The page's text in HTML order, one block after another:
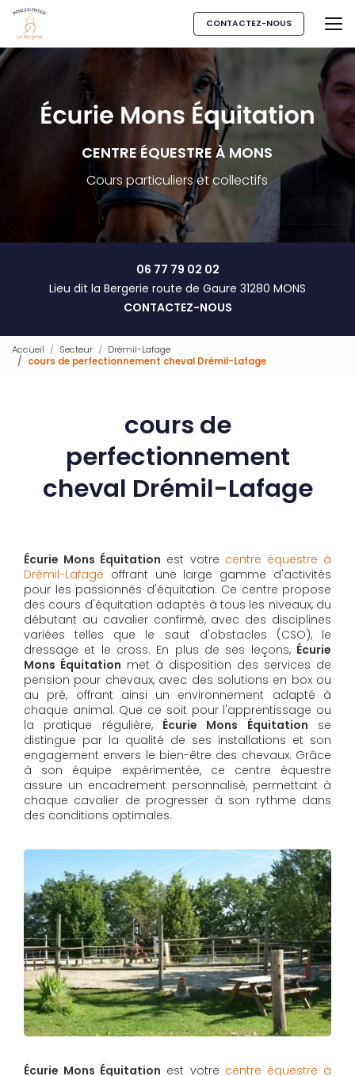
Aller
contenu
principal
CONTACTEZ-NOUS
CENTRE ÉQUESTRE À MONS
Cours particuliers et collectifs
06 77 79 02 02
Lieu dit la Bergerie route de Gaure 31280 MONS
CONTACTEZ-NOUS
Accueil Secteur
Drémil-Lafage
cours de perfectionnement cheval Drémil-Lafage
cours de
perfectionnement
cheval Drémil-Lafage
Écurie Mons Équitation est votre centre équestre à
Drémil-Lafage offrant une large gamme d'activités
pour les passionnés d'équitation. Ce centre propose
des cours d'équitation adaptés à tous les niveaux, du
débutant au cavalier confirmé, avec des disciplines
variées telles que le saut d'obstacles (CSO), le
dressage et le cross. En plus de ses leçons, Écurie
Mons Équitation met à disposition des services de
pension pour chevaux, avec des solutions en box ou
au pré, offrant ainsi un environnement adapté à
chaque animal. Que ce soit pour l'apprentissage ou
la pratique régulière, Écurie Mons Équitation se
distingue par la qualité de ses installations et son
engagement envers le bien-être des chevaux. Grâce
à son équipe expérimentée, ce centre équestre
assure un encadrement personnalisé, permettant à
chaque cavalier de progresser à son rythme dans
des conditions optimales.
Écurie Mons Équitation est votre centre équestre à